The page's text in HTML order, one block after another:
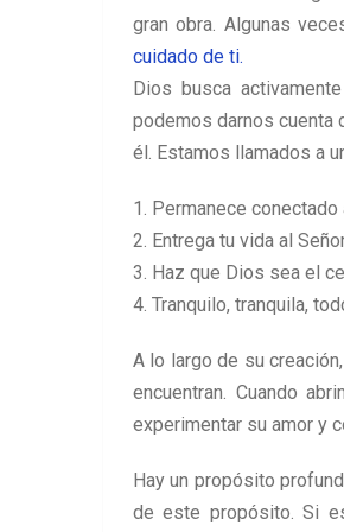
gran obra. Algunas
cuidado de ti.
Dios busca
podemos darnos cuenta
él. Estamos llamados a
1. Permanece conectado
2. Entrega tu vida al
3. Haz que Dios sea el
4. Tranquilo, tranquila,
A lo largo de su
encuentran. Cuando
experimentar su amor y
Hay un propósito
de este propósito. Si